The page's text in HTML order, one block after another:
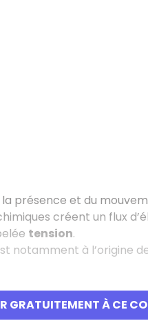
GRATUITEMENT À CE
présence et du
créent un flux
tension.
notamment à l’origine